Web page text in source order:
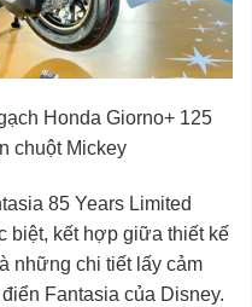
Honda Giorno+ 125
chuột Mickey
85 Years Limited
biệt, kết hợp giữa thiết kế
những chi tiết lấy cảm
Fantasia của Disney.